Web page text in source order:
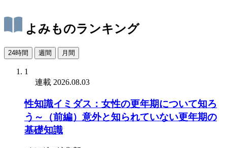
よみものランキング
24時間 週間 月間
1
連載 2026.08.03
性知識イミダス：女性の更年期について知ろ
う～（前編）意外と知られていない更年期の
基礎知識